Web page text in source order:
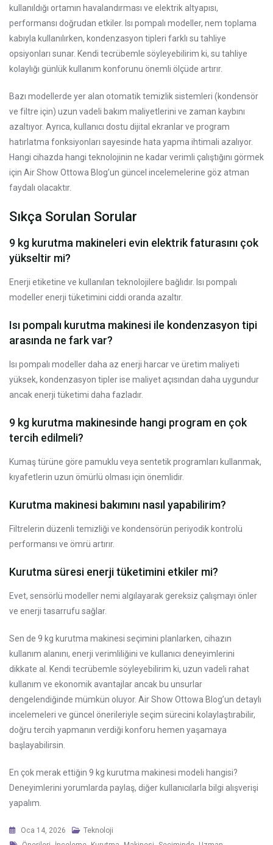
kullanıldığı ortamın havalandırması ve elektrik altyapısı,
performansı doğrudan etkiler. Isı pompalı modeller, nem toplama
kabıyla kullanılırken, kondenzasyon tipleri farklı su tahliye
opsiyonları sunar. Kendi tecrübemle söyleyebilirim ki, su tahliye
kolaylığı günlük kullanım konforunu önemli ölçüde artırır.
Bazı modellerde yer alan otomatik temizlik sistemleri (kondensör
ve filtre için) uzun vadeli bakım maliyetlerini ve zaman kaybını
azaltıyor. Ayrıca, kullanıcı dostu dijital ekranlar ve program
hatırlatma fonksiyonları sayesinde hata yapma ihtimali azalıyor.
Hangi cihazda hangi teknolojinin ne kadar verimli çalıştığını görmek
için Air Show Ottowa Blog’un güncel incelemelerine göz atman
faydalı olacaktır.
Sıkça Sorulan Sorular
9 kg kurutma makineleri evin elektrik faturasını çok
yükseltir mi?
Enerji etiketine ve kullanılan teknolojilere bağlıdır. Isı pompalı
modeller enerji tüketimini ciddi oranda azaltır.
Isı pompalı kurutma makinesi ile kondenzasyon tipi
arasında ne fark var?
Isı pompalı modeller daha az enerji harcar ve üretim maliyeti
yüksek, kondenzasyon tipler ise maliyet açısından daha uygundur
ancak enerji tüketimi daha fazladır.
9 kg kurutma makinesinde hangi program en çok
tercih edilmeli?
Kumaş türüne göre pamuklu veya sentetik programları kullanmak,
kıyafetlerin uzun ömürlü olması için önemlidir.
Kurutma makinesi bakımını nasıl yapabilirim?
Filtrelerin düzenli temizliği ve kondensörün periyodik kontrolü
performansı ve ömrü artırır.
Kurutma süresi enerji tüketimini etkiler mi?
Evet, sensörlü modeller nemi algılayarak gereksiz çalışmayı önler
ve enerji tasarrufu sağlar.
Sen de 9 kg kurutma makinesi seçimini planlarken, cihazın
kullanım alanını, enerji verimliliğini ve kullanıcı deneyimlerini
dikkate al. Kendi tecrübemle söyleyebilirim ki, uzun vadeli rahat
kullanım ve ekonomik avantajlar ancak bu unsurlar
dengelendiğinde mümkün oluyor. Air Show Ottowa Blog’un detaylı
incelemeleri ve güncel önerileriyle seçim sürecini kolaylaştırabilir,
doğru tercih yapmanın verdiği konforu hemen yaşamaya
başlayabilirsin.
En çok merak ettiğin 9 kg kurutma makinesi modeli hangisi?
Deneyimlerini yorumlarda paylaş, diğer kullanıcılarla bilgi alışverişi
yapalım.
Oca 14, 2026
Teknoloji